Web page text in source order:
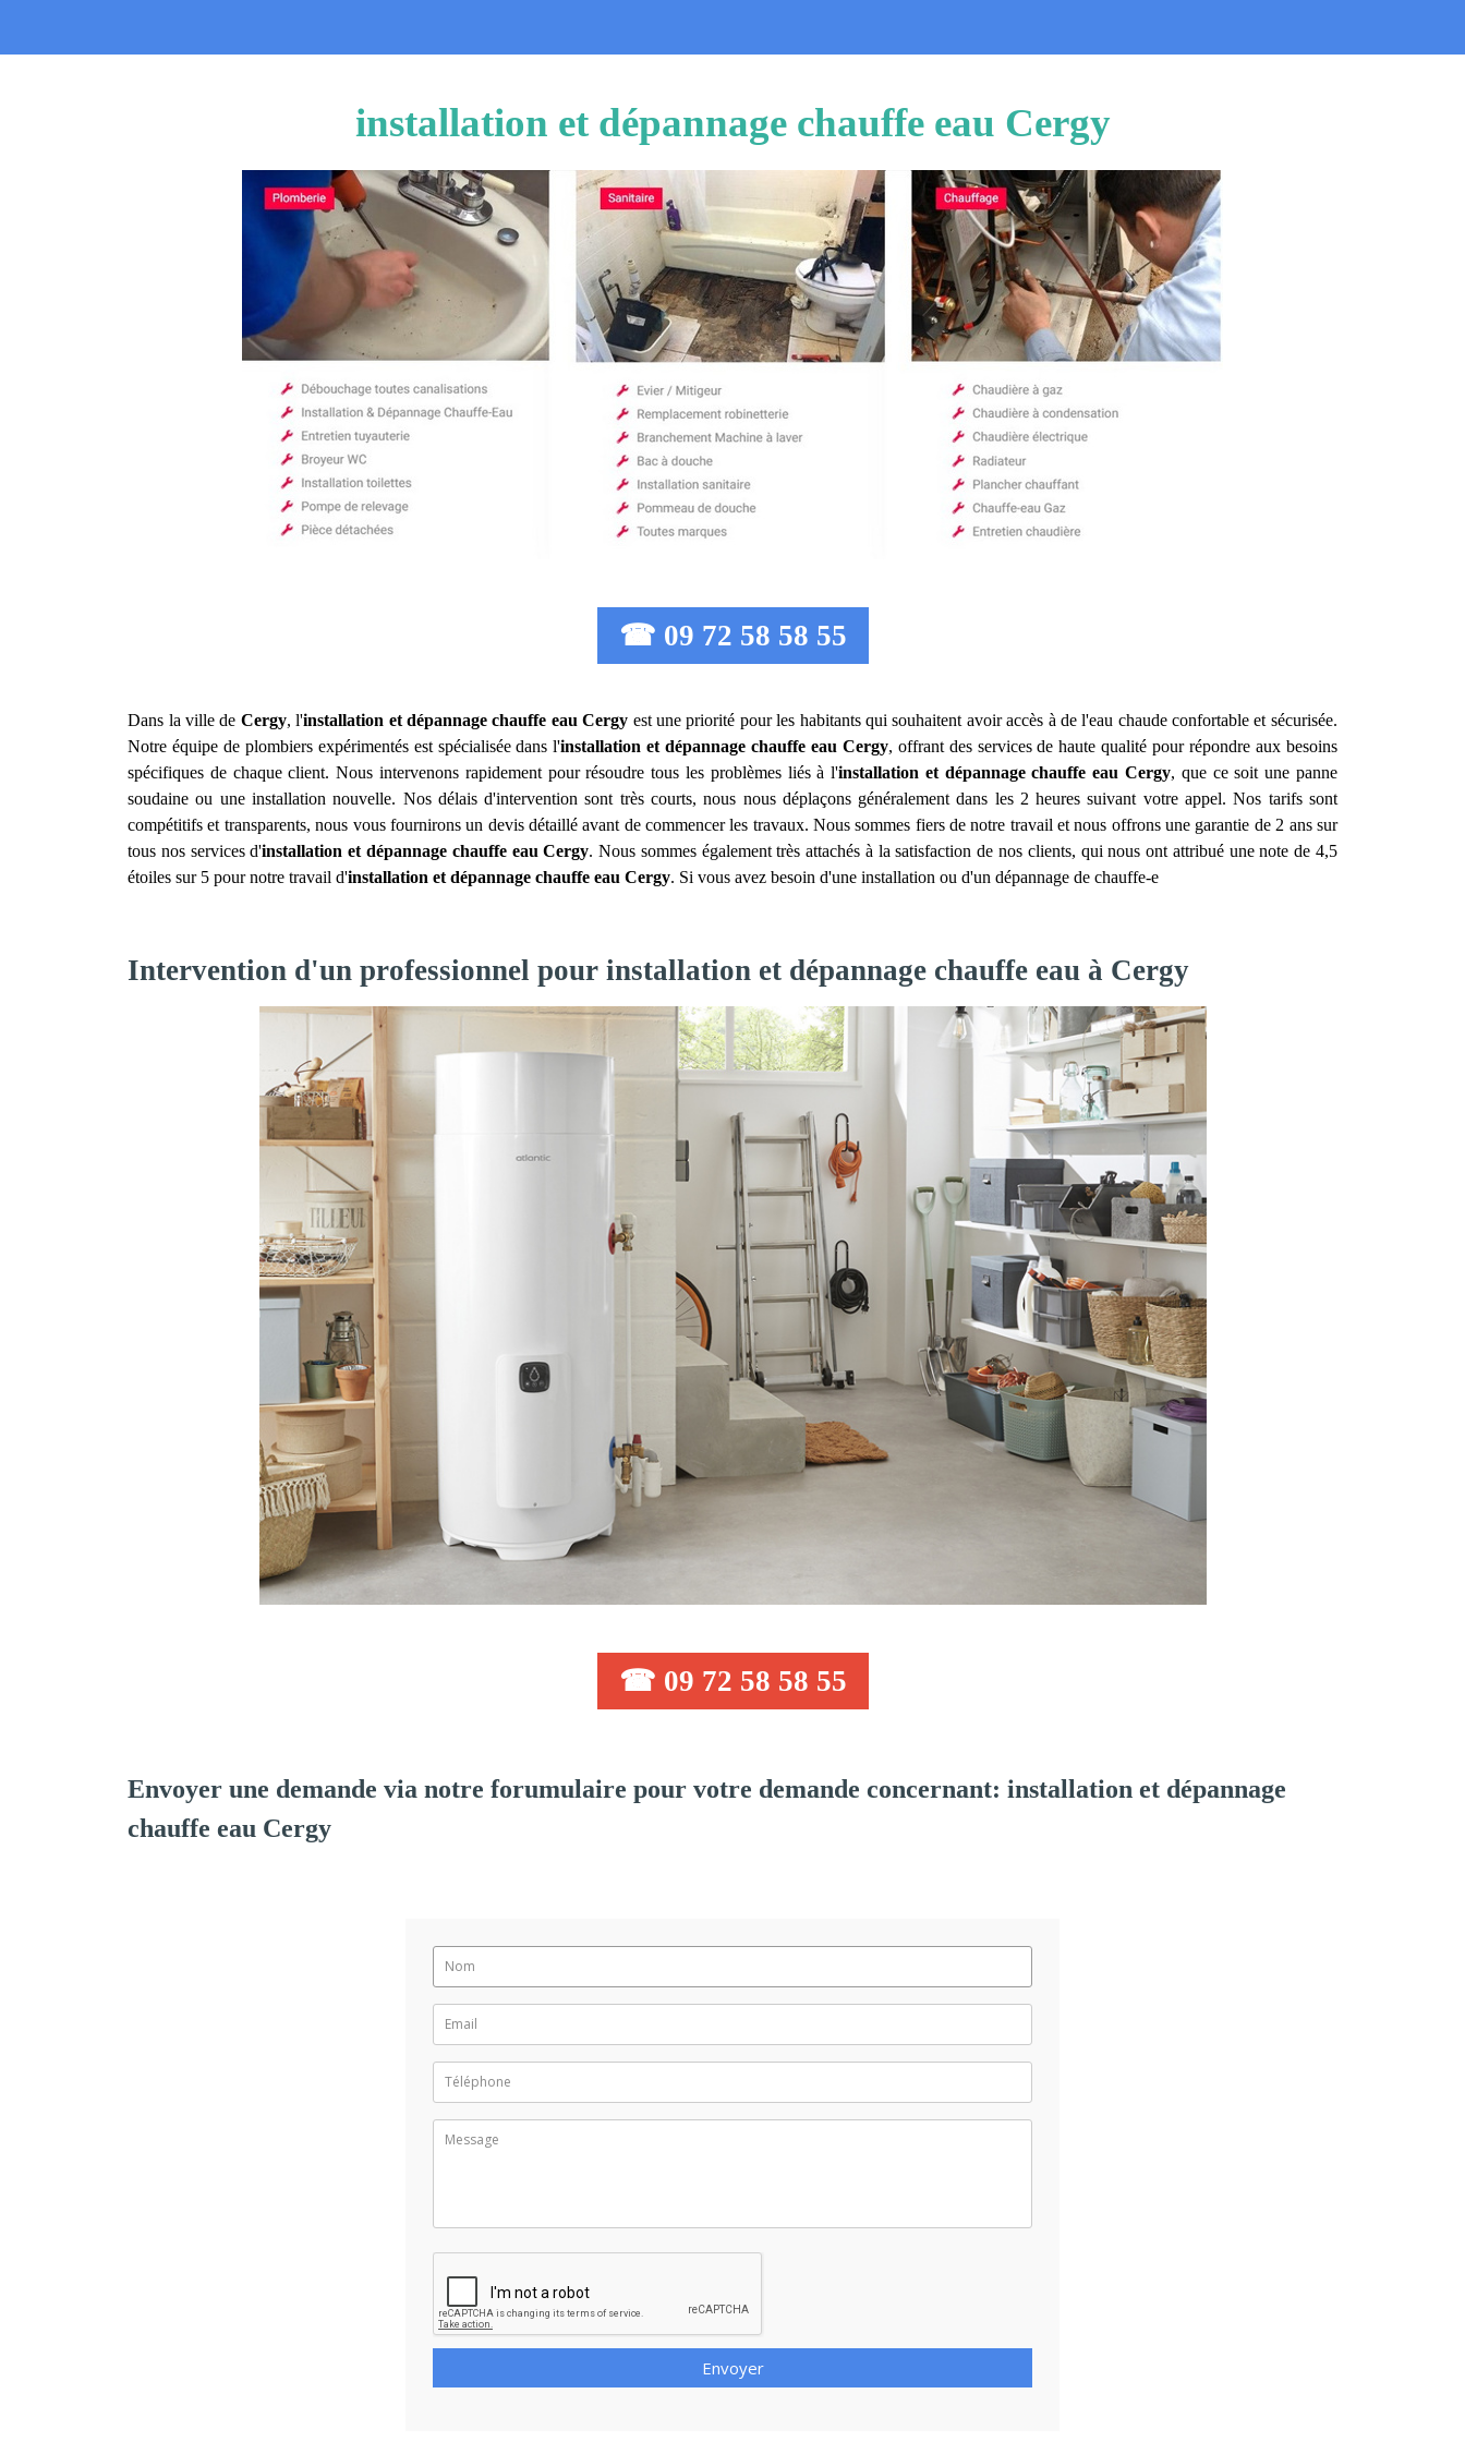
installation et dépannage chauffe eau Cergy
☎ 09 72 58 58 55
Dans la ville de Cergy, l'installation et dépannage chauffe eau Cergy est une priorité pour les habitants qui souhaitent avoir accès à de l'eau chaude confortable et sécurisée.
Notre équipe de plombiers expérimentés est spécialisée dans l'installation et dépannage chauffe eau Cergy, offrant des services de haute qualité pour répondre aux besoins
spécifiques de chaque client. Nous intervenons rapidement pour résoudre tous les problèmes liés à l'installation et dépannage chauffe eau Cergy, que ce soit une panne
soudaine ou une installation nouvelle. Nos délais d'intervention sont très courts, nous nous déplaçons généralement dans les 2 heures suivant votre appel. Nos tarifs sont
compétitifs et transparents, nous vous fournirons un devis détaillé avant de commencer les travaux. Nous sommes fiers de notre travail et nous offrons une garantie de 2 ans sur
tous nos services d'installation et dépannage chauffe eau Cergy. Nous sommes également très attachés à la satisfaction de nos clients, qui nous ont attribué une note de 4,5
étoiles sur 5 pour notre travail d'installation et dépannage chauffe eau Cergy. Si vous avez besoin d'une installation ou d'un dépannage de chauffe-e
Intervention d'un professionnel pour installation et dépannage chauffe eau à Cergy
☎ 09 72 58 58 55
Envoyer une demande via notre forumulaire pour votre demande concernant: installation et dépannage
chauffe eau Cergy
Envoyer